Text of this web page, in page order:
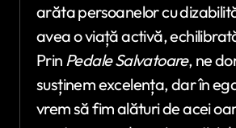
arăta persoanelor cu
avea o viață activă,
Prin Pedale Salvatoare, ne
susținem excelența, dar în
vrem să fim alături de acei